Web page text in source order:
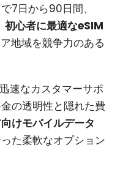
7日から90日間、
初心者に最適なeSIM
地域を競争力のある
速なカスタマーサポ
の透明性と隠れた費
けモバイルデータ
た柔軟なオプション